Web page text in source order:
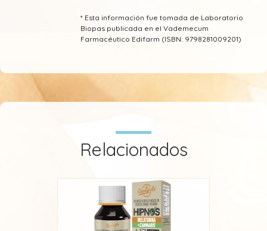
* Esta información fue tomada de Laboratorio
Biopas publicada en el Vademecum
Farmacéutico Edifarm (ISBN: 9798281009201)
Relacionados